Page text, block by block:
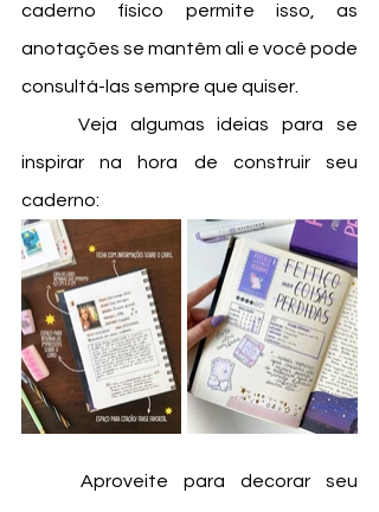
caderno físico permite isso, as
anotações se mantêm ali e você pode
consultá-las sempre que quiser.
inspirar na hora de construir seu
caderno: